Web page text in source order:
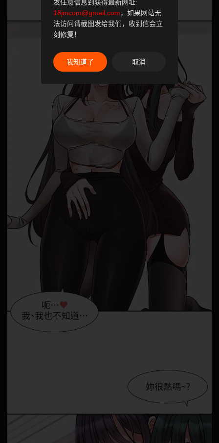
发任意信息到获得最新网址:
18jmcom@gmail.com，如果网站无
法访问请截图发给我们，收到信会立
刻修复！
我知道了 取消